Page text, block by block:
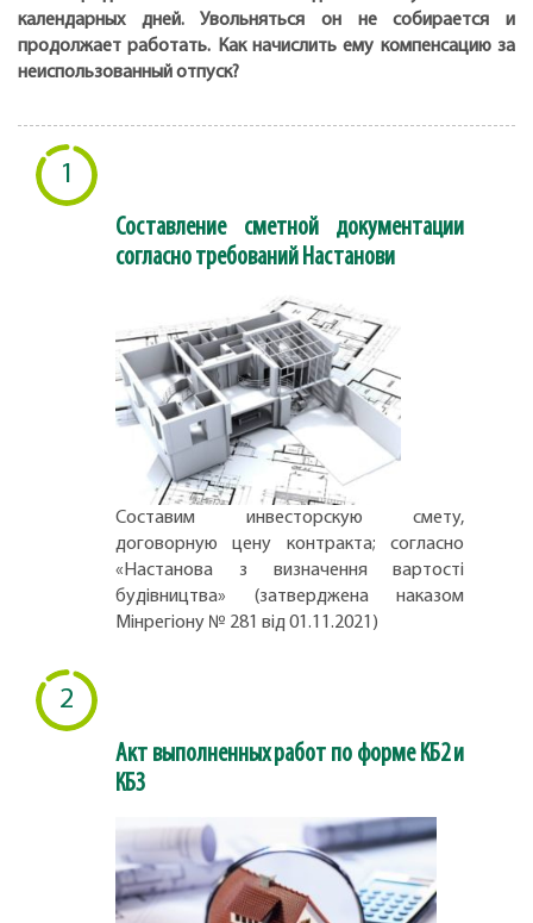
календарных дней. Увольняться он не собирается и
продолжает работать. Как начислить ему компенсацию за
неиспользованный отпуск?
1
Составление сметной документации
согласно требований Настанови
Составим инвесторскую смету,
договорную цену контракта; согласно
«Настанова з визначення вартості
будівництва» (затверджена наказом
Мінрегіону № 281 від 01.11.2021)
2
Акт выполненных работ по форме КБ2 и
КБ3